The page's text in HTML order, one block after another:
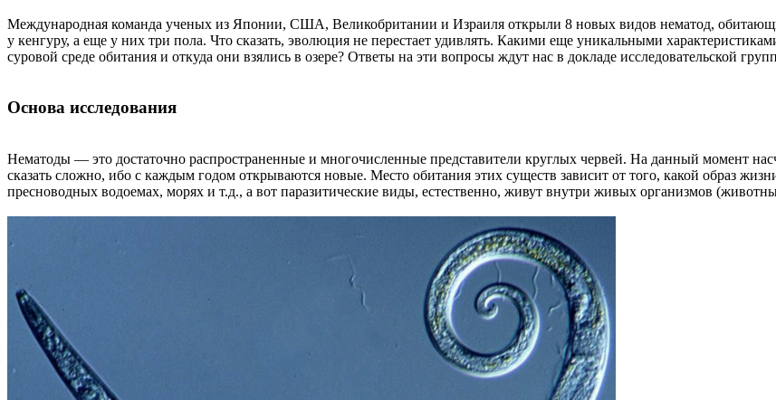
Международная команда ученых из Японии, США, Великобритании и Израиля открыли 8 новых видов нематод,
у кенгуру, а еще у них три пола. Что сказать, эволюция не перестает удивлять. Какими еще уникальными
суровой среде обитания и откуда они взялись в озере? Ответы на эти вопросы ждут нас в докладе исследовательской
Основа исследования
Нематоды — это достаточно распространенные и многочисленные представители круглых червей. На данный момент
сказать сложно, ибо с каждым годом открываются новые. Место обитания этих существ зависит от того, какой образ
пресноводных водоемах, морях и т.д., а вот паразитические виды, естественно, живут внутри живых организмов